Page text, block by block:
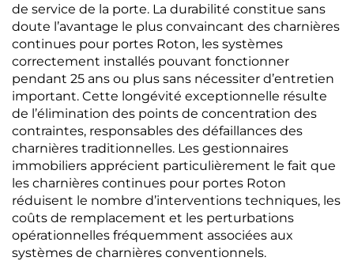
de service de la porte. La durabilité constitue sans
doute l’avantage le plus convaincant des charnières
continues pour portes Roton, les systèmes
correctement installés pouvant fonctionner
pendant 25 ans ou plus sans nécessiter d’entretien
important. Cette longévité exceptionnelle résulte
de l’élimination des points de concentration des
contraintes, responsables des défaillances des
charnières traditionnelles. Les gestionnaires
immobiliers apprécient particulièrement le fait que
les charnières continues pour portes Roton
réduisent le nombre d’interventions techniques, les
coûts de remplacement et les perturbations
opérationnelles fréquemment associées aux
systèmes de charnières conventionnels.